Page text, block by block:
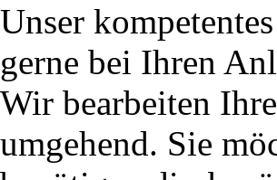
Unser
gerne bei Ihren
Wir bearbeiten
umgehend. Sie